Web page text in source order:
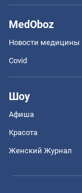
MedOboz
Новости медицины
Covid
Шоу
Афиша
Красота
Женский Журнал